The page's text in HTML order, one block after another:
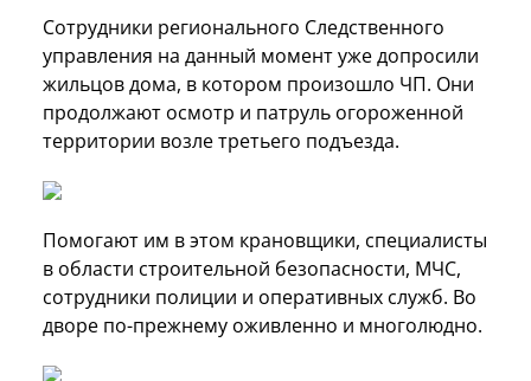
Сотрудники регионального Следственного
управления на данный момент уже допросили
жильцов дома, в котором произошло ЧП. Они
продолжают осмотр и патруль огороженной
территории возле третьего подъезда.
Помогают им в этом крановщики, специалисты
в области строительной безопасности, МЧС,
сотрудники полиции и оперативных служб. Во
дворе по-прежнему оживленно и многолюдно.